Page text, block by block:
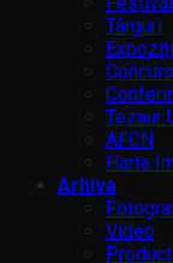
Târguri
Tezaur
AFCN
Harta
Arhiva
Video